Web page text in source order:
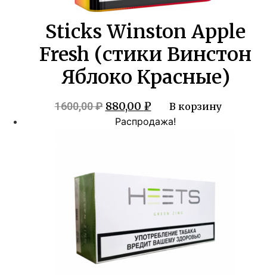
Sticks Winston Apple
Fresh (стики Винстон
Яблоко Красные)
1600,00₽ Первоначальная
цена
880,00 ₽Текущая
цена:
В корзину
Распродажа!